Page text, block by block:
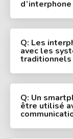
d’interphone
Q: Les
avec les
traditionnels
Q: Un
être utilisé